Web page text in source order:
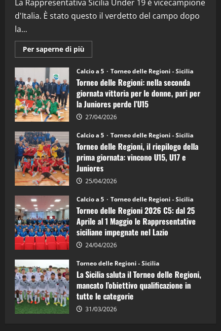
08/04/2026
La Rappresentativa Sicilia Under 19 è vicecampione
d'Italia. È stato questo il verdetto del campo dopo
la...
Per saperne di più
informazioni
Torneo
delle
Regioni
di
calcio
a
5:
la
Juniores
è
vicecampione
d’Italia
Calcio a 5 Torneo delle Regioni - Sicilia
Torneo delle Regioni: nella seconda
giornata vittoria per le donne, pari per
la Juniores perde l’U15
27/04/2026
Calcio a 5 Torneo delle Regioni - Sicilia
Torneo delle Regioni, il riepilogo della
prima giornata: vincono U15, U17 e
Juniores
25/04/2026
Calcio a 5 Torneo delle Regioni - Sicilia
Torneo delle Regioni 2026 C5: dal 25
Aprile al 1 Maggio le Rappresentative
siciliane impegnate nel Lazio
24/04/2026
Torneo delle Regioni - Sicilia
La Sicilia saluta il Torneo delle Regioni,
mancato l’obiettivo qualificazione in
tutte le categorie
31/03/2026